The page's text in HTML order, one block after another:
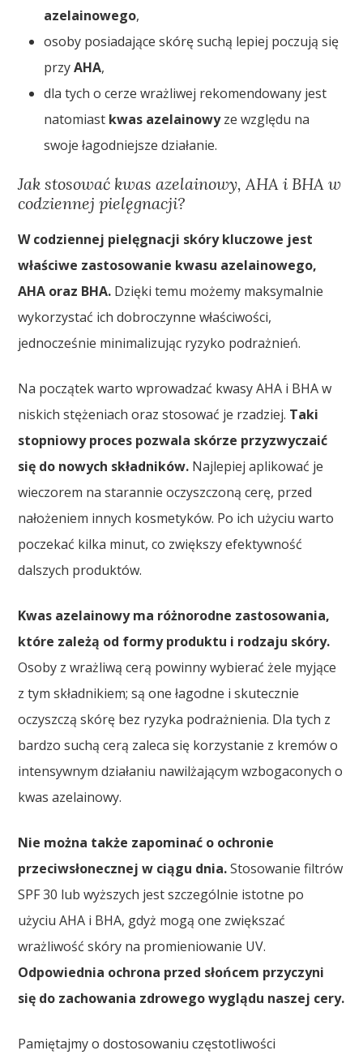
azelainowego,
osoby posiadające skórę suchą lepiej poczują się
przyAHA,
dla tych o cerze wrażliwej rekomendowany jest
natomiast kwas azelainowyze względu na
swoje łagodniejsze działanie.
Jak stosować kwas azelainowy, AHA i BHA w
codziennej pielęgnacji?
W codziennej pielęgnacji skóry kluczowe jest
właściwe zastosowanie kwasu azelainowego,
AHA oraz BHA. Dzięki temu możemy maksymalnie
wykorzystać ich dobroczynne właściwości,
jednocześnie minimalizując ryzyko podrażnień.
Na początek warto wprowadzać kwasy AHA i BHA w
niskich stężeniach oraz stosować je rzadziej. Taki
stopniowy proces pozwala skórze przyzwyczaić
się do nowych składników. Najlepiej aplikować je
wieczorem na starannie oczyszczoną cerę, przed
nałożeniem innych kosmetyków. Po ich użyciu warto
poczekać kilka minut, co zwiększy efektywność
dalszych produktów.
Kwas azelainowy ma różnorodne zastosowania,
które zależą od formy produktu i rodzaju skóry.
Osoby z wrażliwą cerą powinny wybierać żele myjące
z tym składnikiem; są one łagodne i skutecznie
oczyszczą skórę bez ryzyka podrażnienia. Dla tych z
bardzo suchą cerą zaleca się korzystanie z kremów o
intensywnym działaniu nawilżającym wzbogaconych o
kwas azelainowy.
Nie można także zapominać o ochronie
przeciwsłonecznej w ciągu dnia.Stosowanie filtrów
SPF 30 lub wyższych jest szczególnie istotne po
użyciu AHA i BHA, gdyż mogą one zwiększać
wrażliwość skóry na promieniowanie UV.
Odpowiednia ochrona przed słońcem przyczyni
się do zachowania zdrowego wyglądu naszej cery.
Pamiętajmy o dostosowaniu częstotliwości